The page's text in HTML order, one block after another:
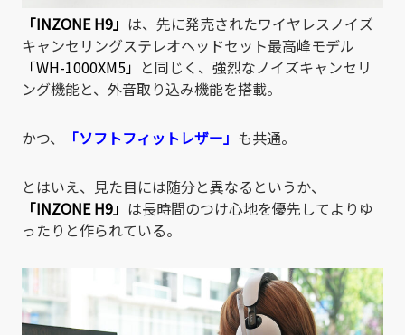
「INZONE H9」 は、先に発売されたワイヤレスノイズ
キャンセリングステレオヘッドセット最高峰モデル
「WH-1000XM5」 と同じく、強烈なノイズキャンセリ
ング機能と、外音取り込み機能を搭載。
かつ、 「ソフトフィットレザー」 も共通。
とはいえ、見た目には随分と異なるというか、
「INZONE H9」 は長時間のつけ心地を優先してよりゆ
ったりと作られている。